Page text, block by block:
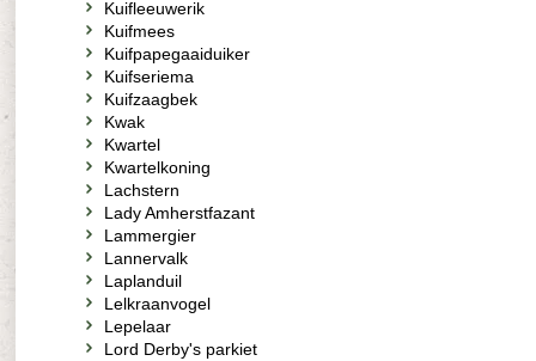
Kuifleeuwerik
Kuifmees
Kuifpapegaaiduiker
Kuifseriema
Kuifzaagbek
Kwak
Kwartel
Kwartelkoning
Lachstern
Lady Amherstfazant
Lammergier
Lannervalk
Laplanduil
Lelkraanvogel
Lepelaar
Lord Derby's parkiet